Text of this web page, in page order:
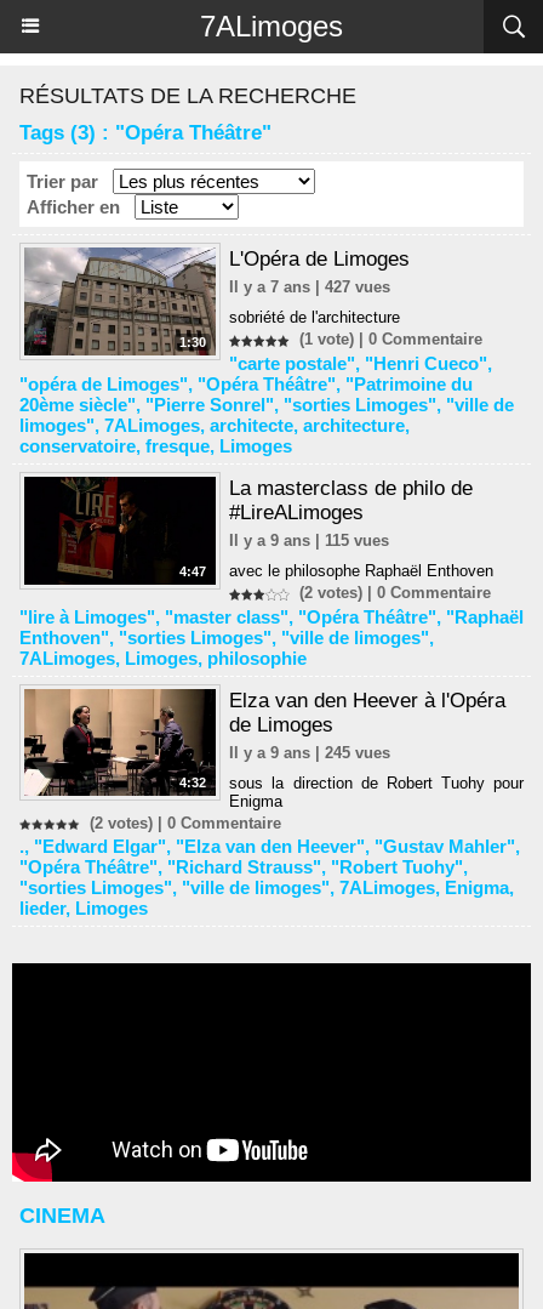
7ALimoges
RÉSULTATS DE LA RECHERCHE
Tags (3) : "Opéra Théâtre"
Trier par
Afficher en
1:30
L'Opéra de Limoges
Il y a 7 ans | 427 vues
sobriété de l'architecture
(1 vote) |0 Commentaire
"carte postale", "Henri Cueco",
"opéra de Limoges", "Opéra Théâtre", "Patrimoine du
20ème siècle", "Pierre Sonrel", "sorties Limoges", "ville de
limoges", 7ALimoges, architecte, architecture,
conservatoire, fresque, Limoges
4:47
La masterclass de philo de
#LireALimoges
Il y a 9 ans | 115 vues
avec le philosophe Raphaël Enthoven
(2 votes) |0 Commentaire
"lire à Limoges", "master class", "Opéra Théâtre", "Raphaël
Enthoven", "sorties Limoges", "ville de limoges",
7ALimoges, Limoges, philosophie
4:32
Elza van den Heever à l'Opéra
de Limoges
Il y a 9 ans | 245 vues
sous la direction de Robert Tuohy pour
Enigma
(2 votes) | 0 Commentaire
., "Edward Elgar", "Elza van den Heever", "Gustav Mahler",
"Opéra Théâtre", "Richard Strauss", "Robert Tuohy",
"sorties Limoges", "ville de limoges", 7ALimoges, Enigma,
lieder, Limoges
CINEMA